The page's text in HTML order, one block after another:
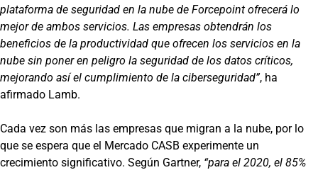
plataforma de seguridad en la nube de Forcepoint ofrecerá lo
mejor de ambos servicios. Las empresas obtendrán los
beneficios de la productividad que ofrecen los servicios en la
nube sin poner en peligro la seguridad de los datos críticos,
mejorando así el cumplimiento de la ciberseguridad”, ha
afirmado Lamb.
Cada vez son más las empresas que migran a la nube, por lo
que se espera que el Mercado CASB experimente un
crecimiento significativo. Según Gartner, “para el 2020, el 85%